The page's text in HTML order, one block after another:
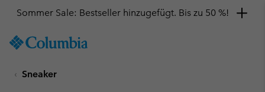
TO
SKIP
Sommer Sale: Bestseller hinzugefügt. Bis zu 50 %!
Sneaker